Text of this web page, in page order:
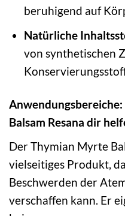
beruhigend auf
Natürliche
von synthetischen
Balsam Resana dir
Der Thymian Myrte
vielseitiges Produkt,
Beschwerden der
verschaffen kann. Er